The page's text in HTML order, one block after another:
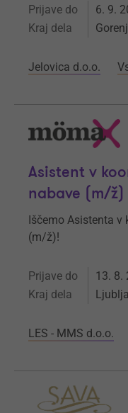
Prijave do 6. 9.
Kraj dela
Jelovica d.o.o.
Asistent v
nabave (m/ž)
Iščemo Asistenta v
(m/ž)!
Prijave do 13. 8.
Kraj dela
LES - MMS d.o.o.